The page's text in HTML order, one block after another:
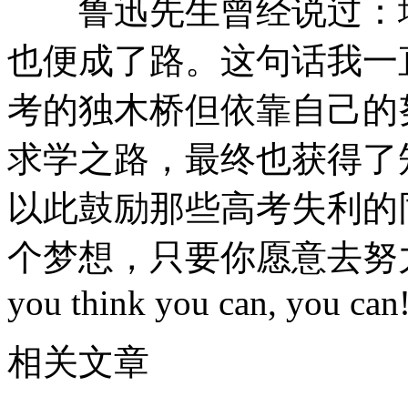
鲁迅先生曾经说过：
也便成了路。这句话我
考的独木桥但依靠自己
求学之路，最终也获得
以此鼓励那些高考失利
个梦想，只要你愿意去
you think you can, you
相关文章